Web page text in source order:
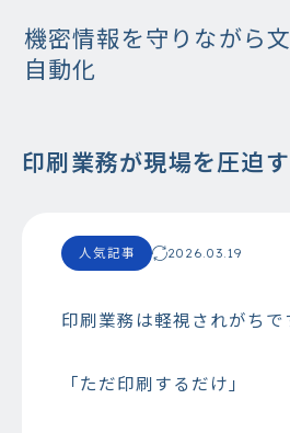
機密情報を守りながら
自動化
印刷業務が現場を圧迫
2026.03.19
人気記事
印刷業務は軽視されがちで
「ただ印刷するだけ」